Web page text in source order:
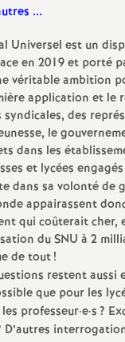
...
Universel est un
en 2019 et porté
véritable ambition
application et le
des
le
dans les
et lycées engagés
dans sa volonté de
appairassent
qui coûterait cher,
du SNU à 2
de tout!
restent aussi
que pour les
professeur·e·s?
D’autres